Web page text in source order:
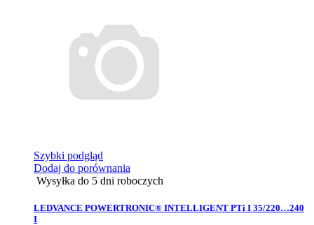
Szybki podgląd
Dodaj do porównania
Wysyłka do 5 dni roboczych
LEDVANCE POWERTRONIC® INTELLIGENT PTi I 35/220…240
I